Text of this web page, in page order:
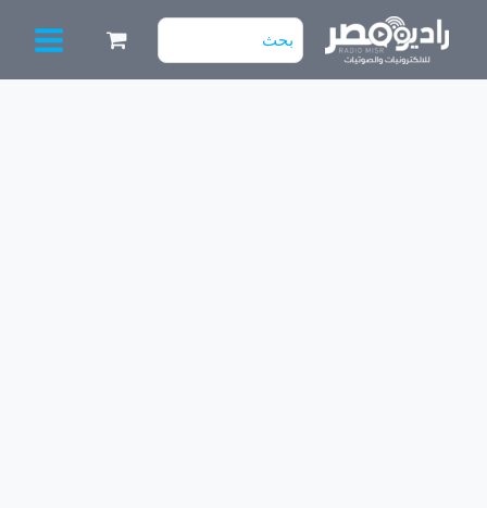
البحث
عن: